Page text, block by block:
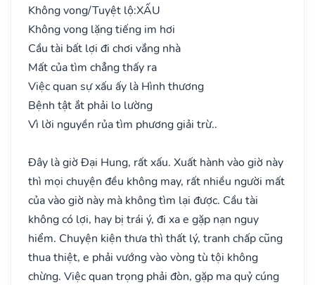
Không vong/Tuyệt lộ:XẤU
Không vong lặng tiếng im hơi
Cầu tài bất lợi đi chơi vắng nhà
Mất của tìm chẳng thấy ra
Việc quan sự xấu ấy là Hình thương
Bệnh tật ắt phải lo lường
Vì lời nguyền rủa tìm phương giải trừ..
Đây là giờ Đại Hung, rất xấu. Xuất hành vào giờ này
thì mọi chuyện đều không may, rất nhiều người mất
của vào giờ này mà không tìm lại được. Cầu tài
không có lợi, hay bị trái ý, đi xa e gặp nạn nguy
hiểm. Chuyện kiện thưa thì thất lý, tranh chấp cũng
thua thiệt, e phải vướng vào vòng tù tội không
chừng. Việc quan trọng phải đòn, gặp ma quỷ cúng